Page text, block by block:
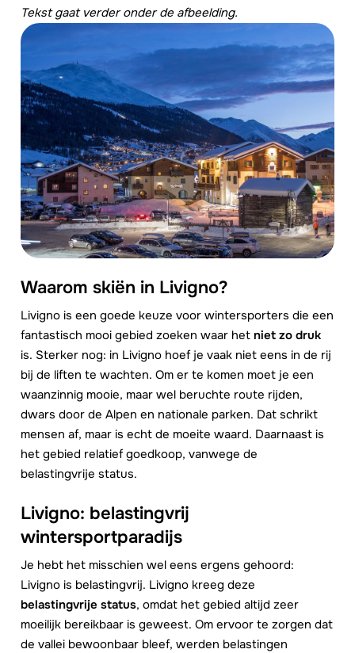
Tekst gaat verder onder de afbeelding.
Waarom skiën in Livigno?
Livigno is een goede keuze voor wintersporters die een
fantastisch mooi gebied zoeken waar het niet zo druk
is. Sterker nog: in Livigno hoef je vaak niet eens in de rij
bij de liften te wachten. Om er te komen moet je een
waanzinnig mooie, maar wel beruchte route rijden,
dwars door de Alpen en nationale parken. Dat schrikt
mensen af, maar is echt de moeite waard. Daarnaast is
het gebied relatief goedkoop, vanwege de
belastingvrije status.
Livigno: belastingvrij
wintersportparadijs
Je hebt het misschien wel eens ergens gehoord:
Livigno is belastingvrij. Livigno kreeg deze
belastingvrije status, omdat het gebied altijd zeer
moeilijk bereikbaar is geweest. Om ervoor te zorgen dat
de vallei bewoonbaar bleef, werden belastingen